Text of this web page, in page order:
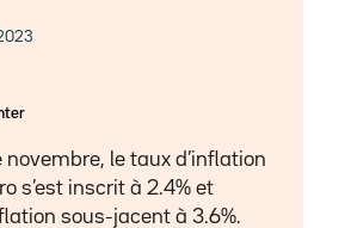
novembre, le taux d’inflation
s’est inscrit à 2.4% et
sous-jacent à 3.6%.